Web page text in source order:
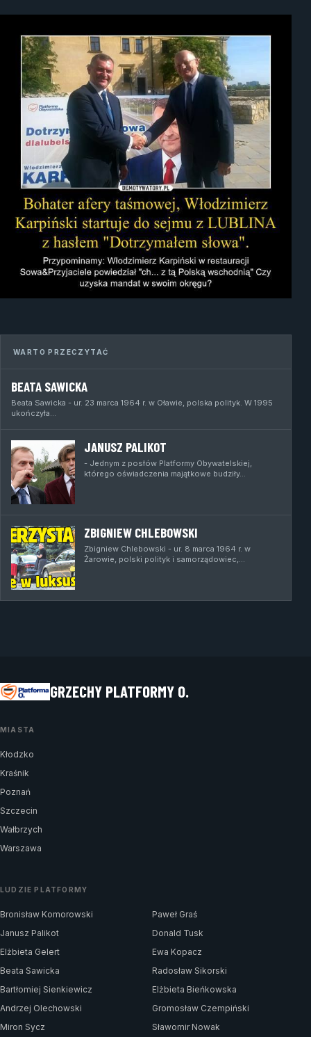
WARTO PRZECZYTAĆ
BEATA SAWICKA
Beata Sawicka - ur. 23 marca 1964 r. w Oławie, polska polityk. W 1995
ukończyła…
JANUSZ PALIKOT
- Jednym z posłów Platformy Obywatelskiej,
którego oświadczenia majątkowe budziły…
ZBIGNIEW CHLEBOWSKI
Zbigniew Chlebowski - ur. 8 marca 1964 r. w
Żarowie, polski polityk i samorządowiec,…
GRZECHY PLATFORMY O.
MIASTA
Kłodzko
Kraśnik
Poznań
Szczecin
Wałbrzych
Warszawa
LUDZIE PLATFORMY
Bronisław Komorowski
Paweł Graś
Janusz Palikot
Donald Tusk
Elżbieta Gelert
Ewa Kopacz
Beata Sawicka
Radosław Sikorski
Bartłomiej Sienkiewicz
Elżbieta Bieńkowska
Andrzej Olechowski
Gromosław Czempiński
Miron Sycz
Sławomir Nowak